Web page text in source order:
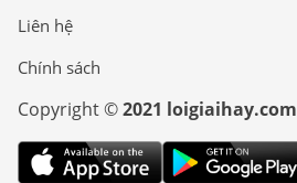
Liên hệ
Chính sách
Copyright ©2021 loigiaihay.com